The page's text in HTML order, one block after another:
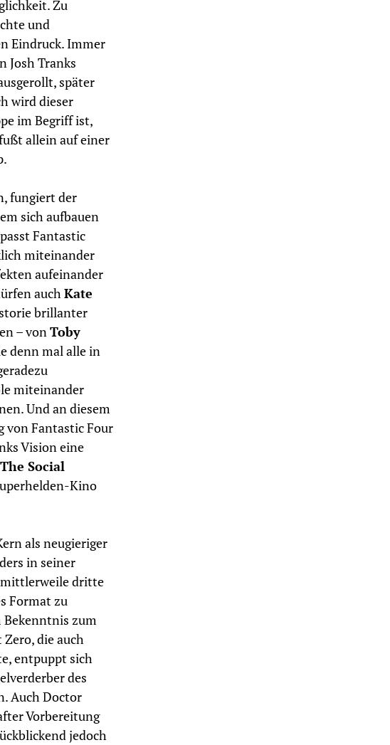
Zu
und
Eindruck. Immer
Josh Tranks
später
wird dieser
im Begriff ist,
allein auf einer
fungiert der
sich aufbauen
Fantastic
miteinander
aufeinander
auchKate
brillanter
– vonToby
denn mal alle in
miteinander
Und an diesem
von Fantastic Four
Vision eine
Social
Kino
als neugieriger
in seiner
mittlerweile dritte
Format zu
Bekenntnis zum
die auch
entpuppt sich
des
Auch Doctor
Vorbereitung
jedoch